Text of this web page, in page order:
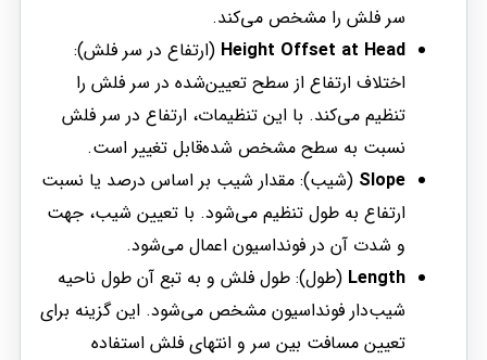
سر فلش را مشخص می‌کند.
Height Offset at Head (ارتفاع در سر فلش):
اختلاف ارتفاع از سطح تعیین‌شده در سر فلش را
تنظیم می‌کند. با این تنظیمات، ارتفاع در سر فلش
نسبت به سطح مشخص شده‌قابل تغییر است.
Slope (شیب): مقدار شیب بر اساس درصد یا نسبت
ارتفاع به طول تنظیم می‌شود. با تعیین شیب، جهت
و شدت آن در فونداسیون اعمال می‌شود.
Length (طول): طول فلش و به تبع آن طول ناحیه
شیب‌دار فونداسیون مشخص می‌شود. این گزینه برای
تعیین مسافت بین سر و انتهای فلش استفاده